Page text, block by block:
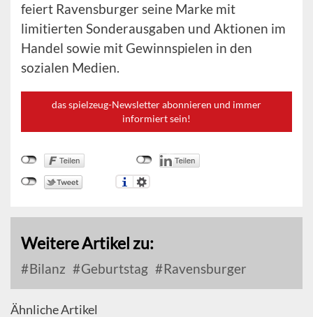
feiert Ravensburger seine Marke mit
limitierten Sonderausgaben und Aktionen im
Handel sowie mit Gewinnspielen in den
sozialen Medien.
das spielzeug-Newsletter abonnieren und immer
informiert sein!
Weitere Artikel zu:
Bilanz Geburtstag Ravensburger
Ähnliche Artikel